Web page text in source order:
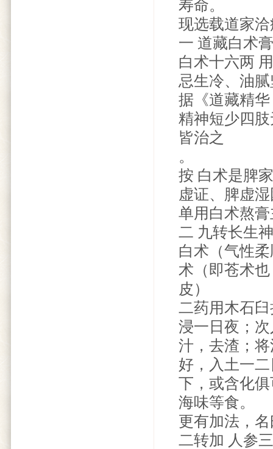
寿命。
现选载道家
一 道藏白术膏
白术十六两
忌生冷、油
据《道藏精
精神短少四
皆治之
。
按 白术是脾
虚证、脾虚
单用白术熬
二 九转长生
白术（气性
术（即苍术
皮）
二药用木石
浸一日夜；
汁，去渣；
好，入土一
下，或含化
海味等食。
更有加法，名
二转加 人参